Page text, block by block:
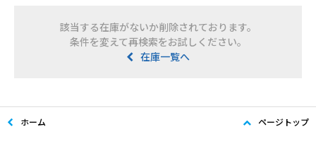
該当する在庫がないか削除されております。
条件を変えて再検索をお試しください。
在庫一覧へ
ホーム ページトップ